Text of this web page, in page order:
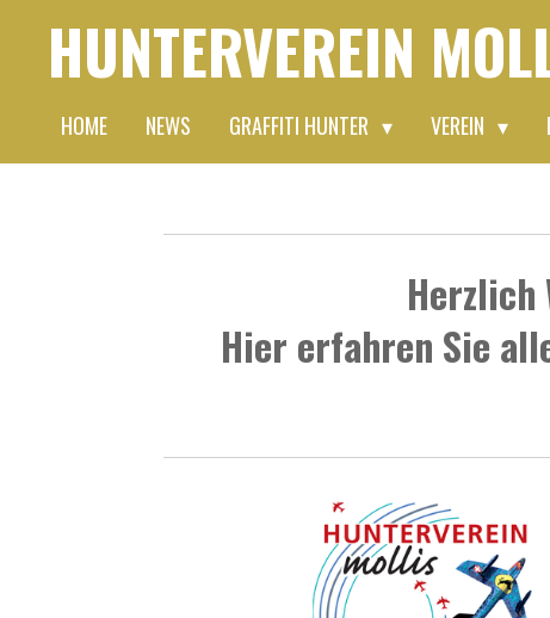
Zum
Hauptinhalt
HUNTERVEREIN
HOME NEWS GRAFFITI HUNTER VEREIN
Herzlich
Hier erfahren Sie